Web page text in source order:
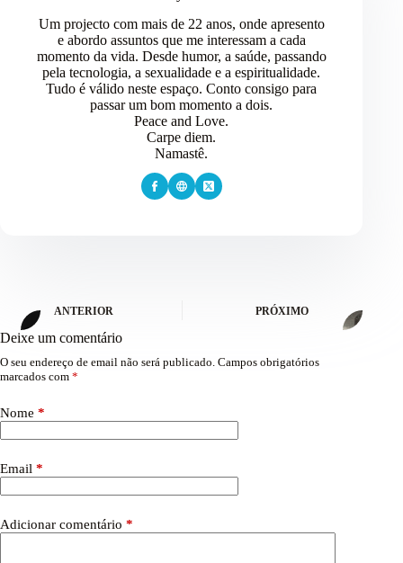
Um projecto com mais de 22 anos, onde apresento
e abordo assuntos que me interessam a cada
momento da vida. Desde humor, a saúde, passando
pela tecnologia, a sexualidade e a espiritualidade.
Tudo é válido neste espaço. Conto consigo para
passar um bom momento a dois.
Peace and Love.
Carpe diem.
Namastê.
ANTERIOR PRÓXIMO
Deixe um comentário
O seu endereço de email não será publicado. Campos obrigatórios
marcados com *
Nome *
Email *
Adicionar comentário *